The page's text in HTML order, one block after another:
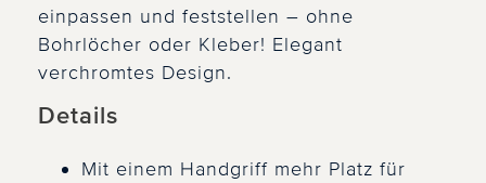
einpassen und feststellen – ohne
Bohrlöcher oder Kleber! Elegant
verchromtes Design.
Details
Mit einem Handgriff mehr Platz für